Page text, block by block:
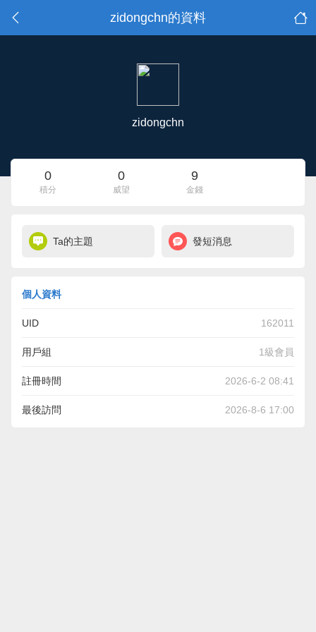
zidongchn的資料
zidongchn
0
積分
0
威望
9
金錢
Ta的主題 發短消息
個人資料
UID 162011
用戶組 1級會員
註冊時間 2026-6-2 08:41
最後訪問 2026-8-6 17:00